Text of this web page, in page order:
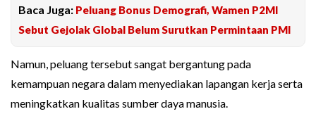
Baca Juga: Peluang Bonus Demografi, Wamen P2MI
Sebut Gejolak Global Belum Surutkan Permintaan PMI
Namun, peluang tersebut sangat bergantung pada
kemampuan negara dalam menyediakan lapangan kerja serta
meningkatkan kualitas sumber daya manusia.